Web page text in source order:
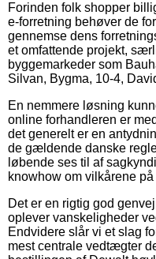
Forinden folk shopper
e-forretning behøver de
gennemse dens
et omfattende projekt,
byggemarkeder som
Silvan, Bygma, 10-4,
En nemmere løsning
online forhandleren er
det generelt er en
de gældende danske
løbende ses til af
knowhow om vilkårene på
Det er en rigtig god
oplever vanskeligheder
Endvidere slår vi et slag
mest centrale vedtægter